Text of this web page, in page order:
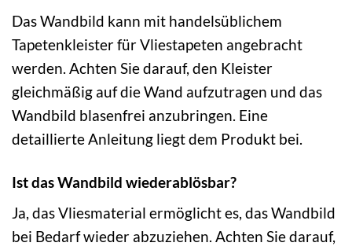
Das Wandbild kann mit handelsüblichem
Tapetenkleister für Vliestapeten angebracht
werden. Achten Sie darauf, den Kleister
gleichmäßig auf die Wand aufzutragen und das
Wandbild blasenfrei anzubringen. Eine
detaillierte Anleitung liegt dem Produkt bei.
Ist das Wandbild wiederablösbar?
Ja, das Vliesmaterial ermöglicht es, das Wandbild
bei Bedarf wieder abzuziehen. Achten Sie darauf,